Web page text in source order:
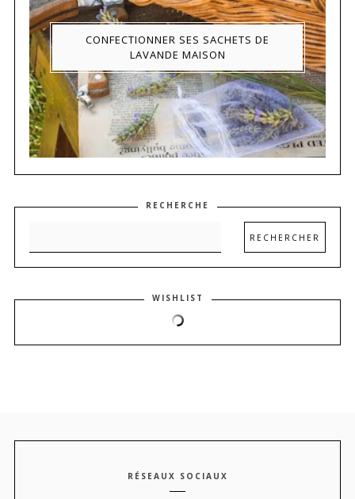
CONFECTIONNER SES SACHETS DE
LAVANDE MAISON
RECHERCHE
WISHLIST
RÉSEAUX SOCIAUX